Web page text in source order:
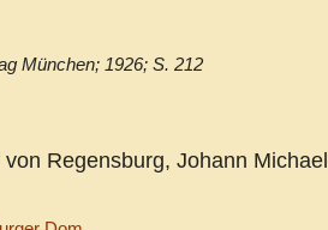
München; 1926; S. 212
Regensburg, Johann Michael